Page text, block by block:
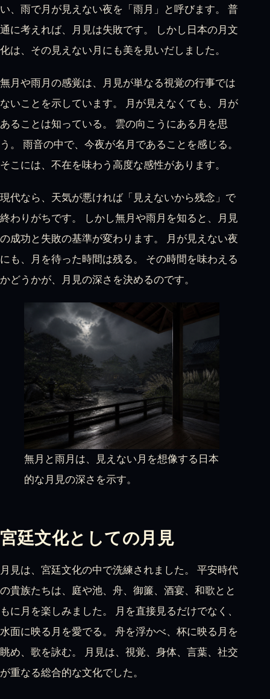
い、雨で月が見えない夜を「雨月」と呼びます。 普
通に考えれば、月見は失敗です。 しかし日本の月文
化は、その見えない月にも美を見いだしました。
無月や雨月の感覚は、月見が単なる視覚の行事では
ないことを示しています。 月が見えなくても、月が
あることは知っている。 雲の向こうにある月を思
う。 雨音の中で、今夜が名月であることを感じる。
そこには、不在を味わう高度な感性があります。
現代なら、天気が悪ければ「見えないから残念」で
終わりがちです。 しかし無月や雨月を知ると、月見
の成功と失敗の基準が変わります。 月が見えない夜
にも、月を待った時間は残る。 その時間を味わえる
かどうかが、月見の深さを決めるのです。
無月と雨月は、見えない月を想像する日本
的な月見の深さを示す。
宮廷文化としての月見
月見は、宮廷文化の中で洗練されました。 平安時代
の貴族たちは、庭や池、舟、御簾、酒宴、和歌とと
もに月を楽しみました。 月を直接見るだけでなく、
水面に映る月を愛でる。 舟を浮かべ、杯に映る月を
眺め、歌を詠む。 月見は、視覚、身体、言葉、社交
が重なる総合的な文化でした。